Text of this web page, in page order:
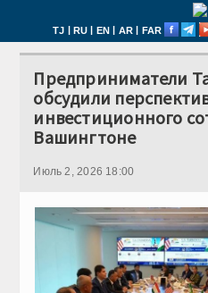
TJ | RU | EN | AR | FAR
Предприниматели
обсудили
инвестиционного
Вашингтоне
Июль 2, 2026 18:00